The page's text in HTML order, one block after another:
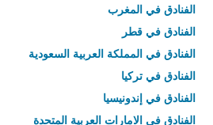
الفنادق في المغرب
الفنادق في قطر
الفنادق في المملكة العربية السعودية
الفنادق في تركيا
الفنادق في إندونيسيا
الفنادق في الامارات العربية المتحدة